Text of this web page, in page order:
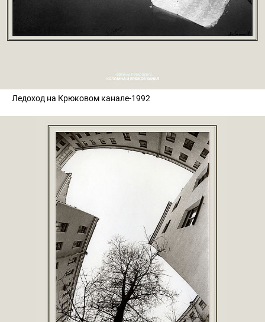
Ледоход на Крюковом канале-1992